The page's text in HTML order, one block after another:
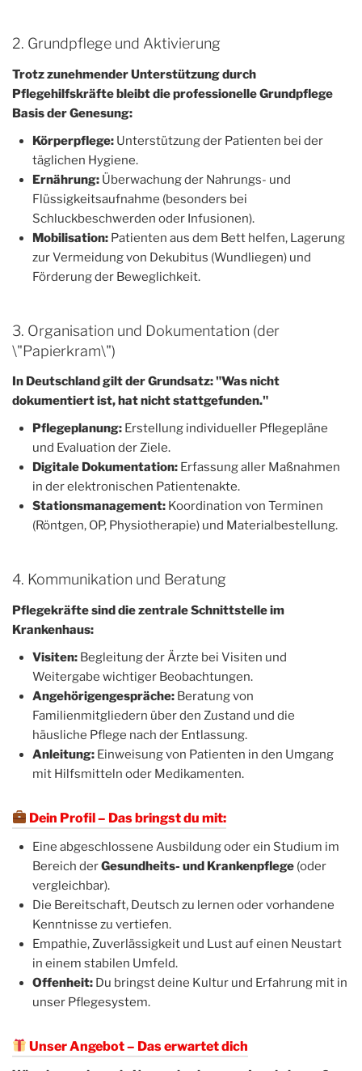
2. Grundpflege und Aktivierung
Trotz zunehmender Unterstützung durch
Pflegehilfskräfte bleibt die professionelle Grundpflege
Basis der Genesung:
Körperpflege: Unterstützung der Patienten bei der
täglichen Hygiene.
Ernährung: Überwachung der Nahrungs- und
Flüssigkeitsaufnahme (besonders bei
Schluckbeschwerden oder Infusionen).
Mobilisation: Patienten aus dem Bett helfen, Lagerung
zur Vermeidung von Dekubitus (Wundliegen) und
Förderung der Beweglichkeit.
3. Organisation und Dokumentation (der
\"Papierkram\")
In Deutschland gilt der Grundsatz:"Was nicht
dokumentiert ist, hat nicht stattgefunden."
Pflegeplanung: Erstellung individueller Pflegepläne
und Evaluation der Ziele.
Digitale Dokumentation: Erfassung aller Maßnahmen
in der elektronischen Patientenakte.
Stationsmanagement: Koordination von Terminen
(Röntgen, OP, Physiotherapie) und Materialbestellung.
4. Kommunikation und Beratung
Pflegekräfte sind die zentrale Schnittstelle im
Krankenhaus:
Visiten: Begleitung der Ärzte bei Visiten und
Weitergabe wichtiger Beobachtungen.
Angehörigengespräche: Beratung von
Familienmitgliedern über den Zustand und die
häusliche Pflege nach der Entlassung.
Anleitung: Einweisung von Patienten in den Umgang
mit Hilfsmitteln oder Medikamenten.
Dein Profil – Das bringst du mit:
Eine abgeschlossene Ausbildung oder ein Studium im
Bereich derGesundheits- und Krankenpflege (oder
vergleichbar).
Die Bereitschaft, Deutsch zu lernen oder vorhandene
Kenntnisse zu vertiefen.
Empathie, Zuverlässigkeit und Lust auf einen Neustart
in einem stabilen Umfeld.
Offenheit: Du bringst deine Kultur und Erfahrung mit in
unser Pflegesystem.
Unser Angebot – Das erwartet dich